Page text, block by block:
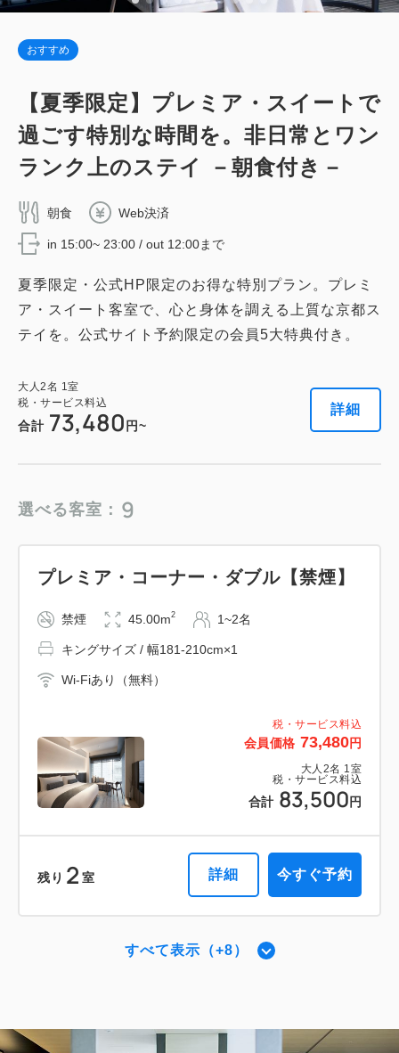
名
税・サービス料込
合計 123,500円
禁煙 54.00m 1~2名
シングルサイズ / 幅90-130cm×2
残り1
合計 135,200円
煙】
2
ダブルサイズ / 幅131-150cm×2 布団×2
Wi-Fiあり（無料）
残り1室 今すぐ予約
56.00m2 1~2名
おすすめ
【夏季限定】プレミア・スイートで
過ごす特別な時間を。非日常とワン
ランク上のステイ －朝食付き－
朝食 Web決済
in 15:00~ 23:00 / out 12:00まで
夏季限定・公式HP限定のお得な特別プラン。プレミ
ア・スイート客室で、心と身体を調える上質な京都ス
テイを。公式サイト予約限定の会員5大特典付き。
大人2名 1室
税・サービス料込
合計 73,480 円~
詳細
選べる客室： 9
税・サービス料込
会員価格 73,480円
大人 2名 1室
税・サービス料込
合計 83,500 円
プレミア・コーナー・ダブル【禁煙】
禁煙 45.00m2 1~2名
キングサイズ / 幅181-210cm×1
Wi-Fiあり（無料）
残り 2 室 詳細 今すぐ予約
キングサイズ / 幅181-210cm×1
すべて表示（+8）